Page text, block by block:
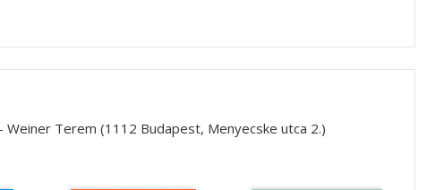
Terem (1112 Budapest, Menyecske utca 2.)